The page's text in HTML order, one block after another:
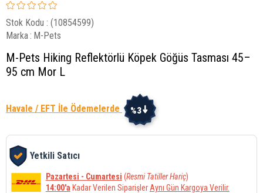
Stok Kodu
(10854599)
Marka: M-Pets
M-Pets Hiking Reflektörlü Köpek Göğüs Tasması 45–
95 cm Mor L
Havale / EFT İle Ödemelerde %3
Yetkili Satıcı
Pazartesi - Cumartesi (Resmi Tatiller Hariç)
14:00'a Kadar Verilen Siparişler Aynı Gün Kargoya Verilir.